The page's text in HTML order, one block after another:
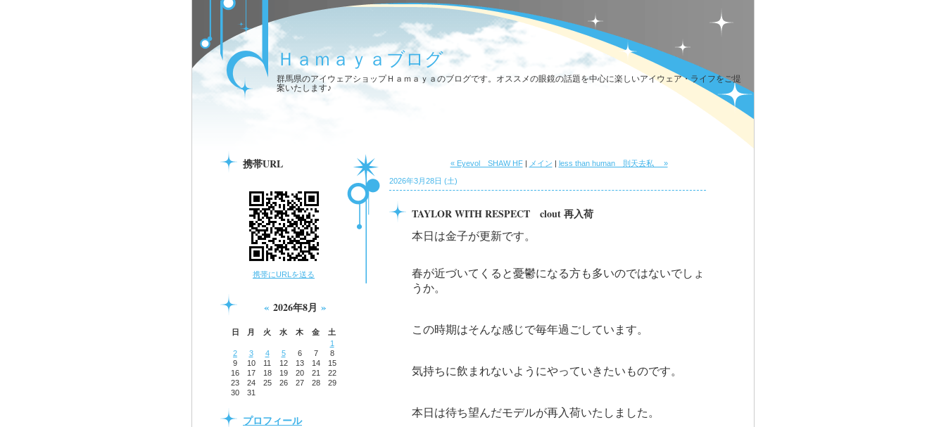
Ｈａｍａｙａブログ
群馬県のアイウェアショップＨａｍａｙａのブログです。オススメの眼鏡の話題を中心に楽しいアイウェア・ライフをご提
案いたします♪
携帯URL
携帯にURLを送る
« 2026年8月 »
日 月 火 水 木 金
土
1
2
3 4 5 6 7
8
9
10 11 12 13 14
15
16
17 18 19 20 21
22
23
24 25 26 27 28
29
30
31
プロフィール
« Eyevol SHAW HF| メイン | less than human 則天去私 »
2026年3月28日 (土)
TAYLOR WITH RESPECT clout 再入荷
本日は金子が更新です。
春が近づいてくると憂鬱になる方も多いのではないでしょ
うか。
この時期はそんな感じで毎年過ごしています。
気持ちに飲まれないようにやっていきたいものです。
本日は待ち望んだモデルが再入荷いたしました。